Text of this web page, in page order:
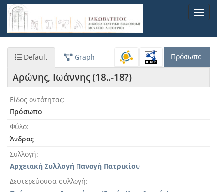
Παράκαμψη
προς
κυρίως
Default Graph Πρόσωπο
Αρώνης, Ιωάννης (18..-18?)
Είδος οντότητας
Πρόσωπο
Φύλο
Άνδρας
Συλλογή
Αρχειακή Συλλογή Παναγή Πατρικίου
Δευτερεύουσα συλλογή